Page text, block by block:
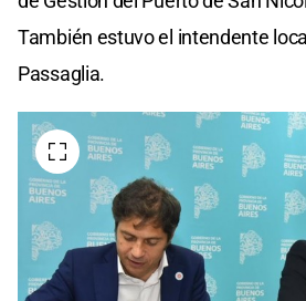
También estuvo el intendente
Passaglia.